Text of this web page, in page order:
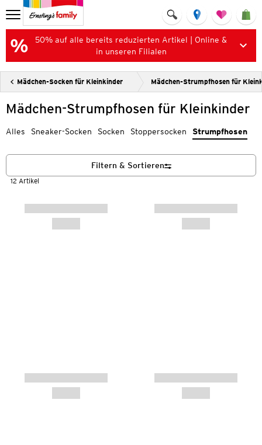
50% auf alle bereits reduzierten Artikel | Online &
in unseren Filialen
Mädchen-Socken für Kleinkinder Mädchen-Strumpfhosen für
Mädchen-Strumpfhosen für Kleinkinder
Alles Sneaker-Socken Socken Stoppersocken Strumpfhosen
12 Artikel
Filtern & Sortieren